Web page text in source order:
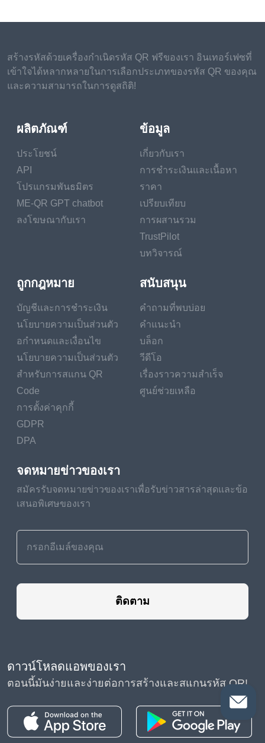
สร้างรหัสด้วยเครื่องกำเนิดรหัส QR ฟรีของเรา อินเทอร์เฟซที่
เข้าใจได้หลากหลายในการเลือกประเภทของรหัส QR ของคุณ
และความสามารถในการดูสถิติ!
ผลิตภัณฑ์
ประโยชน์
API
โปรแกรมพันธมิตร
ME-QR GPT chatbot
ลงโฆษณากับเรา
ข้อมูล
เกี่ยวกับเรา
การชำระเงินและเนื้อหา
ราคา
เปรียบเทียบ
การผสานรวม
TrustPilot
บทวิจารณ์
ถูกกฎหมาย
บัญชีและการชำระเงิน
นโยบายความเป็นส่วนตัว
อกำหนดและเงื่อนไข
นโยบายความเป็นส่วนตัว
สำหรับการสแกน QR
Code
การตั้งค่าคุกกี้
GDPR
DPA
สนับสนุน
คำถามที่พบบ่อย
คำแนะนำ
บล็อก
วีดีโอ
เรื่องราวความสำเร็จ
ศูนย์ช่วยเหลือ
จดหมายข่าวของเรา
สมัครรับจดหมายข่าวของเราเพื่อรับข่าวสารล่าสุดและข้อ
เสนอพิเศษของเรา
ติดตาม
ดาวน์โหลดแอพของเรา
ตอนนี้มันง่ายและง่ายต่อการสร้างและสแกนรหัส QR!